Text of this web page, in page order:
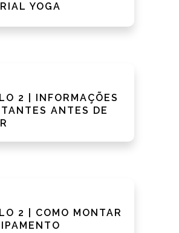
YOGA
2 | INFORMAÇÕES
ANTES DE
2 | COMO MONTAR